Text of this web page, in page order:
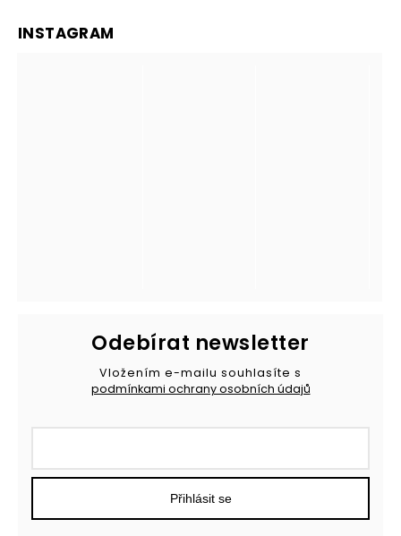
INSTAGRAM
Odebírat newsletter
Vložením e-mailu souhlasíte s
podmínkami ochrany osobních údajů
Přihlásit se